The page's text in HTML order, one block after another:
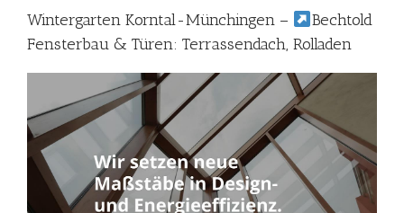
Wintergarten Korntal-Münchingen –
Bechtold
Fensterbau & Türen: Terrassendach, Rolladen